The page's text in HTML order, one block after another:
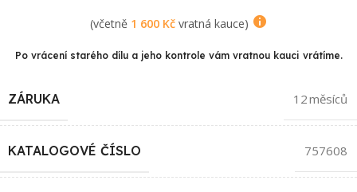
(včetně 1 600 Kčvratná kauce)
Po vrácení starého dílu a jeho kontrole vám vratnou kauci vrátíme.
ZÁRUKA 12 měsíců
KATALOGOVÉ ČÍSLO 757608